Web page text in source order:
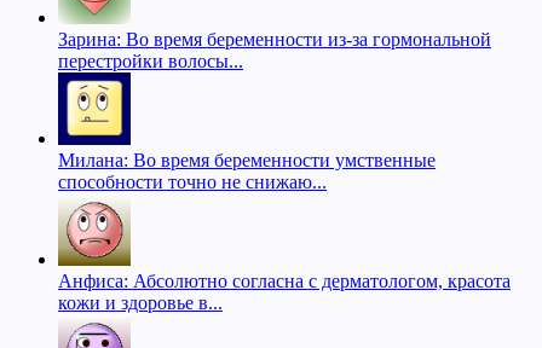
Зарина: Во время беременности из-за гормональной
перестройки волосы...
Милана: Во время беременности умственные
способности точно не снижаю...
Анфиса: Абсолютно согласна с дерматологом, красота
кожи и здоровье в...